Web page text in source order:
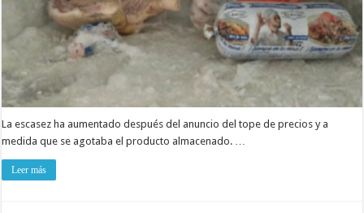
La escasez ha aumentado después del anuncio del tope de precios y a
medida que se agotaba el producto almacenado. …
Leer más